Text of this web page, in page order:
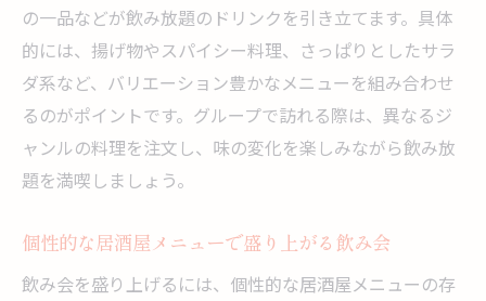
の一品などが飲み放題のドリンクを引き立てます。具体
的には、揚げ物やスパイシー料理、さっぱりとしたサラ
ダ系など、バリエーション豊かなメニューを組み合わせ
るのがポイントです。グループで訪れる際は、異なるジ
ャンルの料理を注文し、味の変化を楽しみながら飲み放
題を満喫しましょう。
個性的な居酒屋メニューで盛り上がる飲み会
飲み会を盛り上げるには、個性的な居酒屋メニューの存